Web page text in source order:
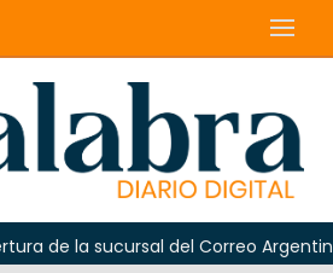
sucursal del Correo Argentino en